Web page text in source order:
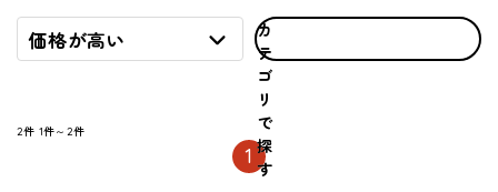
価格が高い
カ
テ
ゴ
リ
で
探
す
2件 1件～2件
1